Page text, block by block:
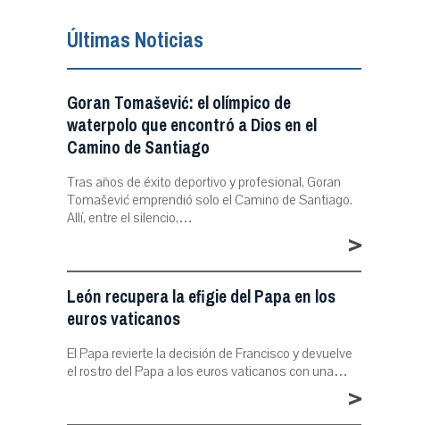
Últimas Noticias
Goran Tomašević: el olímpico de
waterpolo que encontró a Dios en el
Camino de Santiago
Tras años de éxito deportivo y profesional, Goran
Tomašević emprendió solo el Camino de Santiago.
Allí, entre el silencio,…
>
León recupera la efigie del Papa en los
euros vaticanos
El Papa revierte la decisión de Francisco y devuelve
el rostro del Papa a los euros vaticanos con una…
>